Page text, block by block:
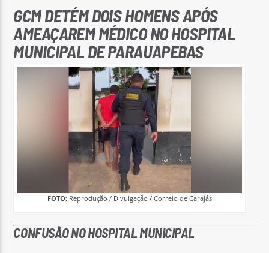
Arara Azul FM
GCM DETÉM DOIS HOMENS APÓS
AMEAÇAREM MÉDICO NO HOSPITAL
MUNICIPAL DE PARAUAPEBAS
FOTO:Reprodução / Divulgação / Correio de Carajás
CONFUSÃO NO HOSPITAL MUNICIPAL